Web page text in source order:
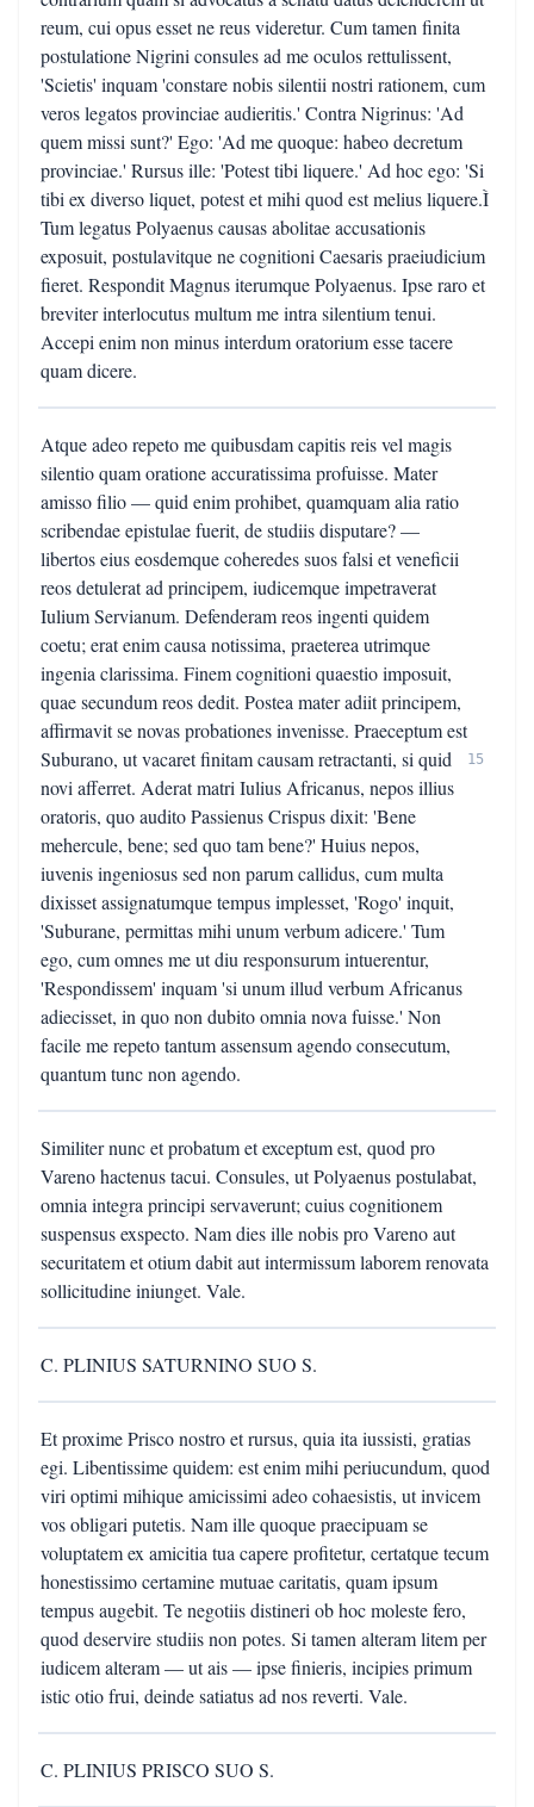
reum, cui opus esset ne reus videretur. Cum tamen finita
postulatione Nigrini consules ad me oculos rettulissent,
'Scietis' inquam 'constare nobis silentii nostri rationem, cum
veros legatos provinciae audieritis.' Contra Nigrinus: 'Ad
quem missi sunt?' Ego: 'Ad me quoque: habeo decretum
provinciae.' Rursus ille: 'Potest tibi liquere.' Ad hoc ego: 'Si
tibi ex diverso liquet, potest et mihi quod est melius liquere.Ì
Tum legatus Polyaenus causas abolitae accusationis
exposuit, postulavitque ne cognitioni Caesaris praeiudicium
fieret. Respondit Magnus iterumque Polyaenus. Ipse raro et
breviter interlocutus multum me intra silentium tenui.
Accepi enim non minus interdum oratorium esse tacere
quam dicere.
Atque adeo repeto me quibusdam capitis reis vel magis
silentio quam oratione accuratissima profuisse. Mater
amisso filio — quid enim prohibet, quamquam alia ratio
scribendae epistulae fuerit, de studiis disputare? —
libertos eius eosdemque coheredes suos falsi et veneficii
reos detulerat ad principem, iudicemque impetraverat
Iulium Servianum. Defenderam reos ingenti quidem
coetu; erat enim causa notissima, praeterea utrimque
ingenia clarissima. Finem cognitioni quaestio imposuit,
quae secundum reos dedit. Postea mater adiit principem,
affirmavit se novas probationes invenisse. Praeceptum est
Suburano, ut vacaret finitam causam retractanti, si quid
novi afferret. Aderat matri Iulius Africanus, nepos illius
oratoris, quo audito Passienus Crispus dixit: 'Bene
mehercule, bene; sed quo tam bene?' Huius nepos,
iuvenis ingeniosus sed non parum callidus, cum multa
dixisset assignatumque tempus implesset, 'Rogo' inquit,
'Suburane, permittas mihi unum verbum adicere.' Tum
ego, cum omnes me ut diu responsurum intuerentur,
'Respondissem' inquam 'si unum illud verbum Africanus
adiecisset, in quo non dubito omnia nova fuisse.' Non
facile me repeto tantum assensum agendo consecutum,
quantum tunc non agendo.
15
Similiter nunc et probatum et exceptum est, quod pro
Vareno hactenus tacui. Consules, ut Polyaenus postulabat,
omnia integra principi servaverunt; cuius cognitionem
suspensus exspecto. Nam dies ille nobis pro Vareno aut
securitatem et otium dabit aut intermissum laborem renovata
sollicitudine iniunget. Vale.
C. PLINIUS SATURNINO SUO S.
Et proxime Prisco nostro et rursus, quia ita iussisti, gratias
egi. Libentissime quidem: est enim mihi periucundum, quod
viri optimi mihique amicissimi adeo cohaesistis, ut invicem
vos obligari putetis. Nam ille quoque praecipuam se
voluptatem ex amicitia tua capere profitetur, certatque tecum
honestissimo certamine mutuae caritatis, quam ipsum
tempus augebit. Te negotiis distineri ob hoc moleste fero,
quod deservire studiis non potes. Si tamen alteram litem per
iudicem alteram — ut ais — ipse finieris, incipies primum
istic otio frui, deinde satiatus ad nos reverti. Vale.
C. PLINIUS PRISCO SUO S.